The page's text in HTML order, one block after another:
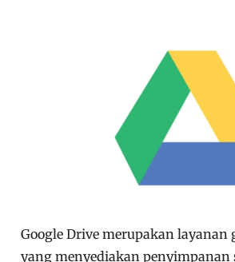
Google Drive merupakan layanan
yang menyediakan penyimpanan